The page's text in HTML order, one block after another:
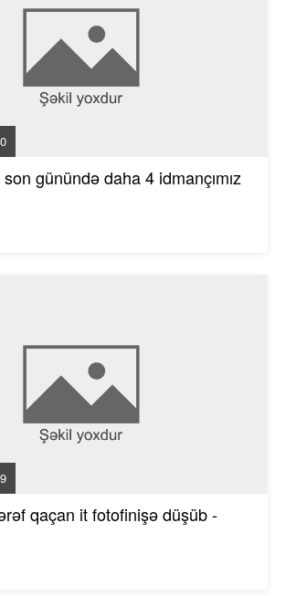
günündə daha 4 idmançımız
qaçan it fotofinişə düşüb -